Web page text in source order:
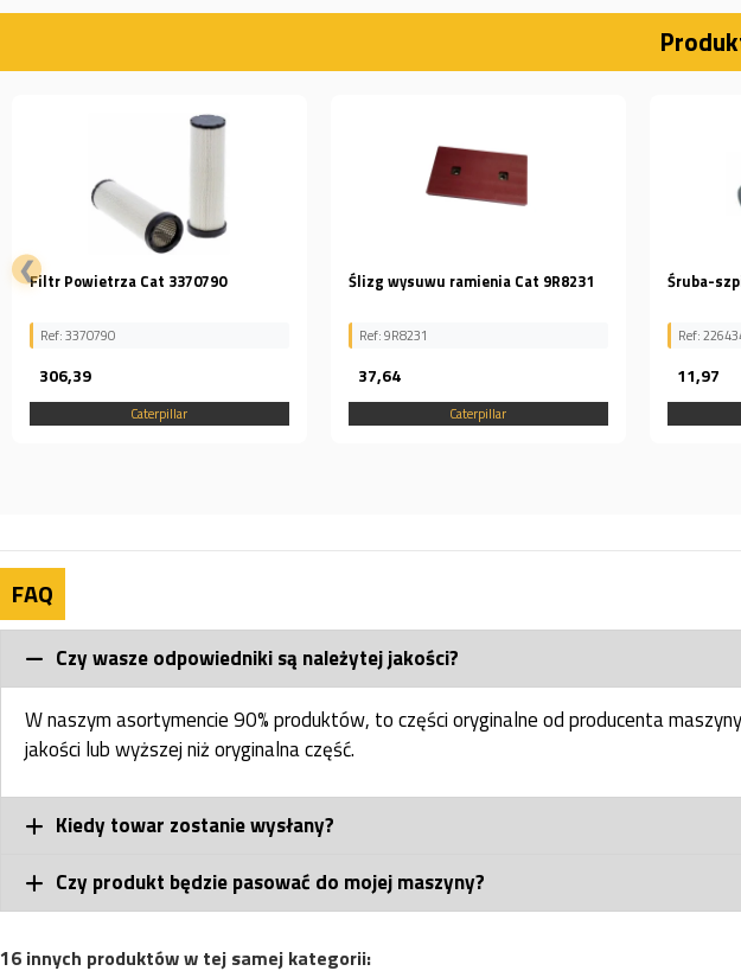
Ślizg wysuwu ramienia Cat 9R8231
Ref: 9R8231
37,64
Caterpillar
Śruba-szpilka 2264346
Ref: 2264346
11,97
Caterpillar
Silnik
Ref:
14
❮
FAQ
Czy wasze odpowiedniki są należytej jakości?
W naszym asortymencie 90% produktów, to części oryginalne od producenta
jakości lub wyższej niż oryginalna część.
Kiedy towar zostanie wysłany?
Czy produkt będzie pasować do mojej maszyny?
16 innych produktów w tej samej kategorii: